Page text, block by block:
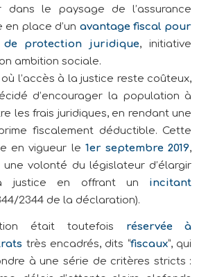
dans le paysage de l’assurance
en place d’un avantage fiscal pour
protection juridique, initiative
ambition sociale.
où l’accès à la justice reste coûteux,
d’encourager la population à
les frais juridiques, en rendant une
fiscalement déductible. Cette
en vigueur le 1er septembre 2019,
volonté du législateur d’élargir
justice en offrant un incitant
2344 de la déclaration).
était toutefois réservée à
très encadrés, dits “fiscaux”, qui
à une série de critères stricts :